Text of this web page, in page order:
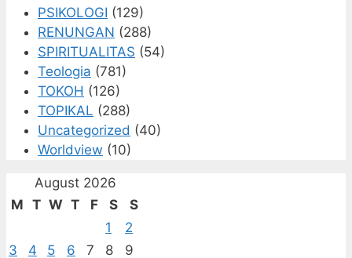
PSIKOLOGI (129)
RENUNGAN (288)
SPIRITUALITAS (54)
Teologia (781)
TOKOH (126)
TOPIKAL (288)
Uncategorized (40)
Worldview (10)
August 2026
M T W T F S
S
1
2
3
4 5 6 7 8 9